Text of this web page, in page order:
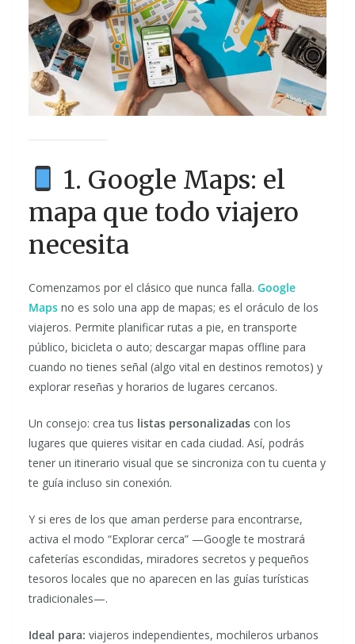
1. Google Maps: el
mapa que todo viajero
necesita
Comenzamos por el clásico que nunca falla. Google
Maps no es solo una app de mapas; es el oráculo de los
viajeros. Permite planificar rutas a pie, en transporte
público, bicicleta o auto; descargar mapas offline para
cuando no tienes señal (algo vital en destinos remotos) y
explorar reseñas y horarios de lugares cercanos.
Un consejo: crea tus listas personalizadas con los
lugares que quieres visitar en cada ciudad. Así, podrás
tener un itinerario visual que se sincroniza con tu cuenta y
te guía incluso sin conexión.
Y si eres de los que aman perderse para encontrarse,
activa el modo “Explorar cerca” —Google te mostrará
cafeterías escondidas, miradores secretos y pequeños
tesoros locales que no aparecen en las guías turísticas
tradicionales—.
Ideal para: viajeros independientes, mochileros urbanos